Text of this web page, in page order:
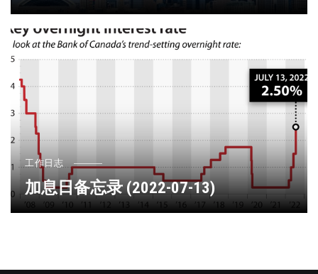
工作日志
加息日备忘录 (2022-07-13)